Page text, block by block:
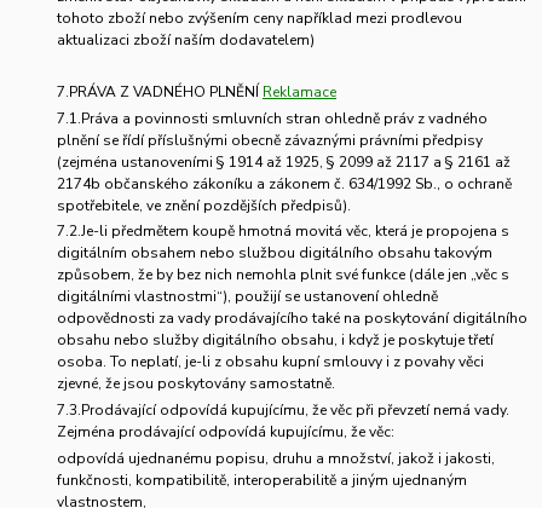
tohoto zboží nebo zvýšením ceny například mezi prodlevou
aktualizaci zboží naším dodavatelem)
7.PRÁVA Z VADNÉHO PLNĚNÍ Reklamace
7.1.Práva a povinnosti smluvních stran ohledně práv z vadného
plnění se řídí příslušnými obecně závaznými právními předpisy
(zejména ustanoveními § 1914 až 1925, § 2099 až 2117 a § 2161 až
2174b občanského zákoníku a zákonem č. 634/1992 Sb., o ochraně
spotřebitele, ve znění pozdějších předpisů).
7.2.Je-li předmětem koupě hmotná movitá věc, která je propojena s
digitálním obsahem nebo službou digitálního obsahu takovým
způsobem, že by bez nich nemohla plnit své funkce (dále jen „věc s
digitálními vlastnostmi“), použijí se ustanovení ohledně
odpovědnosti za vady prodávajícího také na poskytování digitálního
obsahu nebo služby digitálního obsahu, i když je poskytuje třetí
osoba. To neplatí, je-li z obsahu kupní smlouvy i z povahy věci
zjevné, že jsou poskytovány samostatně.
7.3.Prodávající odpovídá kupujícímu, že věc při převzetí nemá vady.
Zejména prodávající odpovídá kupujícímu, že věc:
odpovídá ujednanému popisu, druhu a množství, jakož i jakosti,
funkčnosti, kompatibilitě, interoperabilitě a jiným ujednaným
vlastnostem,